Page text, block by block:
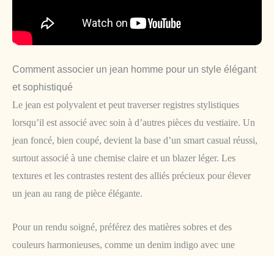
Comment associer un jean homme pour un style élégant
et sophistiqué
Le jean est polyvalent et peut traverser registres stylistiques
lorsqu’il est associé avec soin à d’autres pièces du vestiaire. Un
jean foncé, bien coupé, devient la base d’un smart casual réussi,
surtout associé à une chemise claire et un blazer léger. Les
textures et les contrastes restent des alliés précieux pour élever
un jean au rang de pièce élégante.
Pour un rendu soigné, préférez des matières sobres et des
couleurs harmonieuses, comme un denim indigo avec une